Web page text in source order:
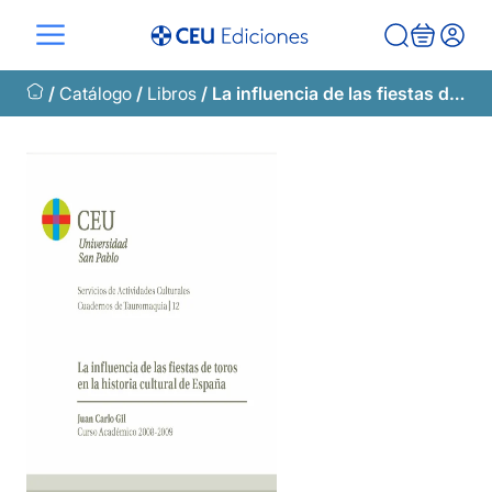
contenido
/ Catálogo / Libros / La influencia de las fiestas de toros en la historia cultural de España. Curso Académico 2008-2009